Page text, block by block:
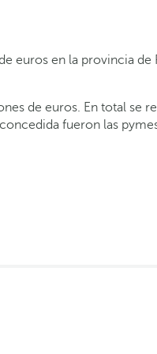
euros en la provincia de
de euros. En total se
fueron las